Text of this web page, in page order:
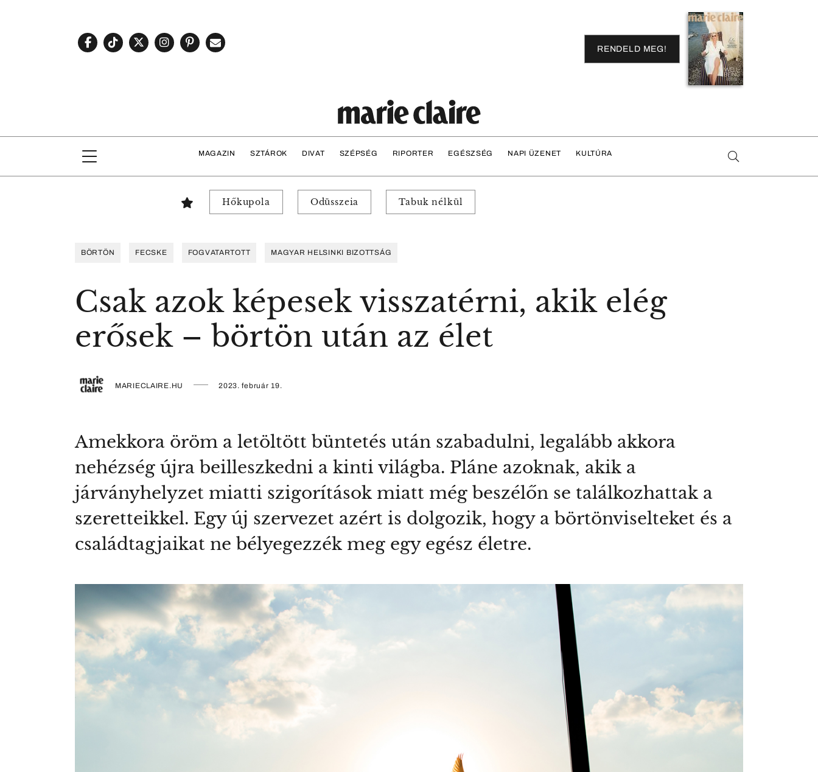
RENDELD MEG!
MAGAZIN SZTÁROK DIVAT SZÉPSÉG RIPORTER EGÉSZSÉG NAPI ÜZENET KULTÚRA
Hőkupola Odüsszeia Tabuk nélkül
BÖRTÖN FECSKE FOGVATARTOTT MAGYAR HELSINKI BIZOTTSÁG
Csak azok képesek visszatérni, akik elég
erősek – börtön után az élet
MARIECLAIRE.HU 2023. február 19.
Amekkora öröm a letöltött büntetés után szabadulni, legalább akkora
nehézség újra beilleszkedni a kinti világba. Pláne azoknak, akik a
járványhelyzet miatti szigorítások miatt még beszélőn se találkozhattak a
szeretteikkel. Egy új szervezet azért is dolgozik, hogy a börtönviselteket és a
családtagjaikat ne bélyegezzék meg egy egész életre.